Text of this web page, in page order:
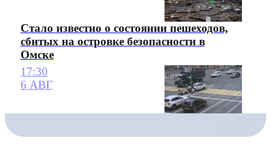
Стало известно о состоянии пешеходов,
сбитых на островке безопасности в
Омске
17:30
6 АВГ